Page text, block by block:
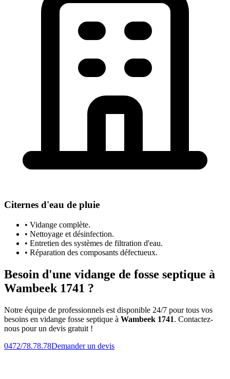
Citernes d'eau de pluie
• Vidange complète.
• Nettoyage et désinfection.
• Entretien des systèmes de filtration d'eau.
• Réparation des composants défectueux.
Besoin d'une vidange de fosse septique à
Wambeek 1741 ?
Notre équipe de professionnels est disponible 24/7 pour tous vos
besoins en vidange fosse septique à Wambeek 1741. Contactez-
nous pour un devis gratuit !
0472/78.78.78Demander un devis